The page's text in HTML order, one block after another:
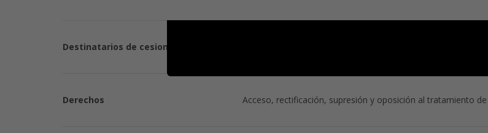
Destinatarios de cesiones de datos
Derechos Acceso, rectificación, supresión y oposición al tratamiento